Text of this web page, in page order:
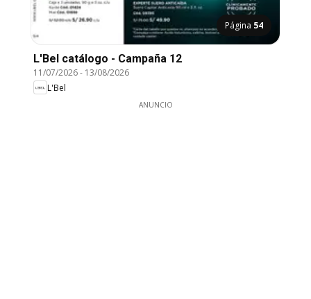
Página 54
L'Bel catálogo - Campaña 12
11/07/2026- 13/08/2026
L'Bel
ANUNCIO